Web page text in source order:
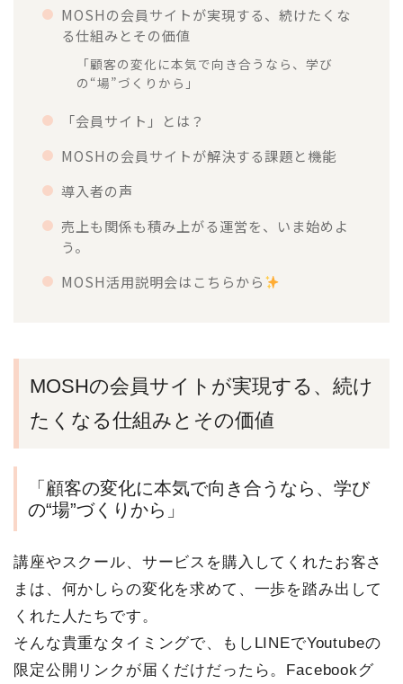
o e r
MOSHの会員サイトが実現する、続けたくな
る仕組みとその価値
「顧客の変化に本気で向き合うなら、学び
の“場”づくりから」
「会員サイト」とは？
MOSHの会員サイトが解決する課題と機能
導入者の声
売上も関係も積み上がる運営を、いま始めよ
う。
MOSH活用説明会はこちらから
MOSHの会員サイトが実現する、続け
たくなる仕組みとその価値
「顧客の変化に本気で向き合うなら、学び
の“場”づくりから」
講座やスクール、サービスを購入してくれたお客さ
まは、何かしらの変化を求めて、一歩を踏み出して
くれた人たちです。
そんな貴重なタイミングで、もしLINEでYoutubeの
限定公開リンクが届くだけだったら。Facebookグ